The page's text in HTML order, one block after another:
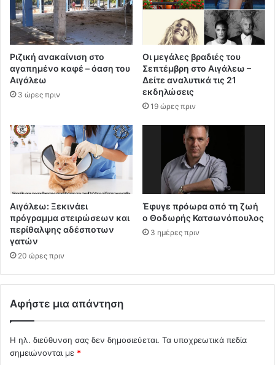
Ριζική ανακαίνιση στο
αγαπημένο καφέ – όαση του
Αιγάλεω
3 ώρες πριν
Οι μεγάλες βραδιές του
Σεπτέμβρη στο Αιγάλεω –
Δείτε αναλυτικά τις 21
εκδηλώσεις
19 ώρες πριν
Αιγάλεω: Ξεκινάει
πρόγραμμα στειρώσεων και
περίθαλψης αδέσποτων
γατών
20 ώρες πριν
Έφυγε πρόωρα από τη ζωή
ο Θοδωρής Κατσωνόπουλος
3 ημέρες πριν
Αφήστε μια απάντηση
Η ηλ. διεύθυνση σας δεν δημοσιεύεται. Τα υποχρεωτικά πεδία
σημειώνονται με *